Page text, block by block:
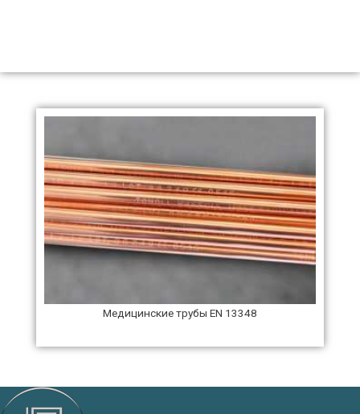
Медицинские трубы EN 13348